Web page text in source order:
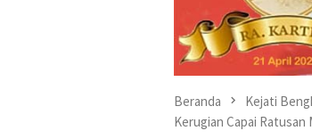
Beranda
Kejati
Kerugian Capai Ratusan